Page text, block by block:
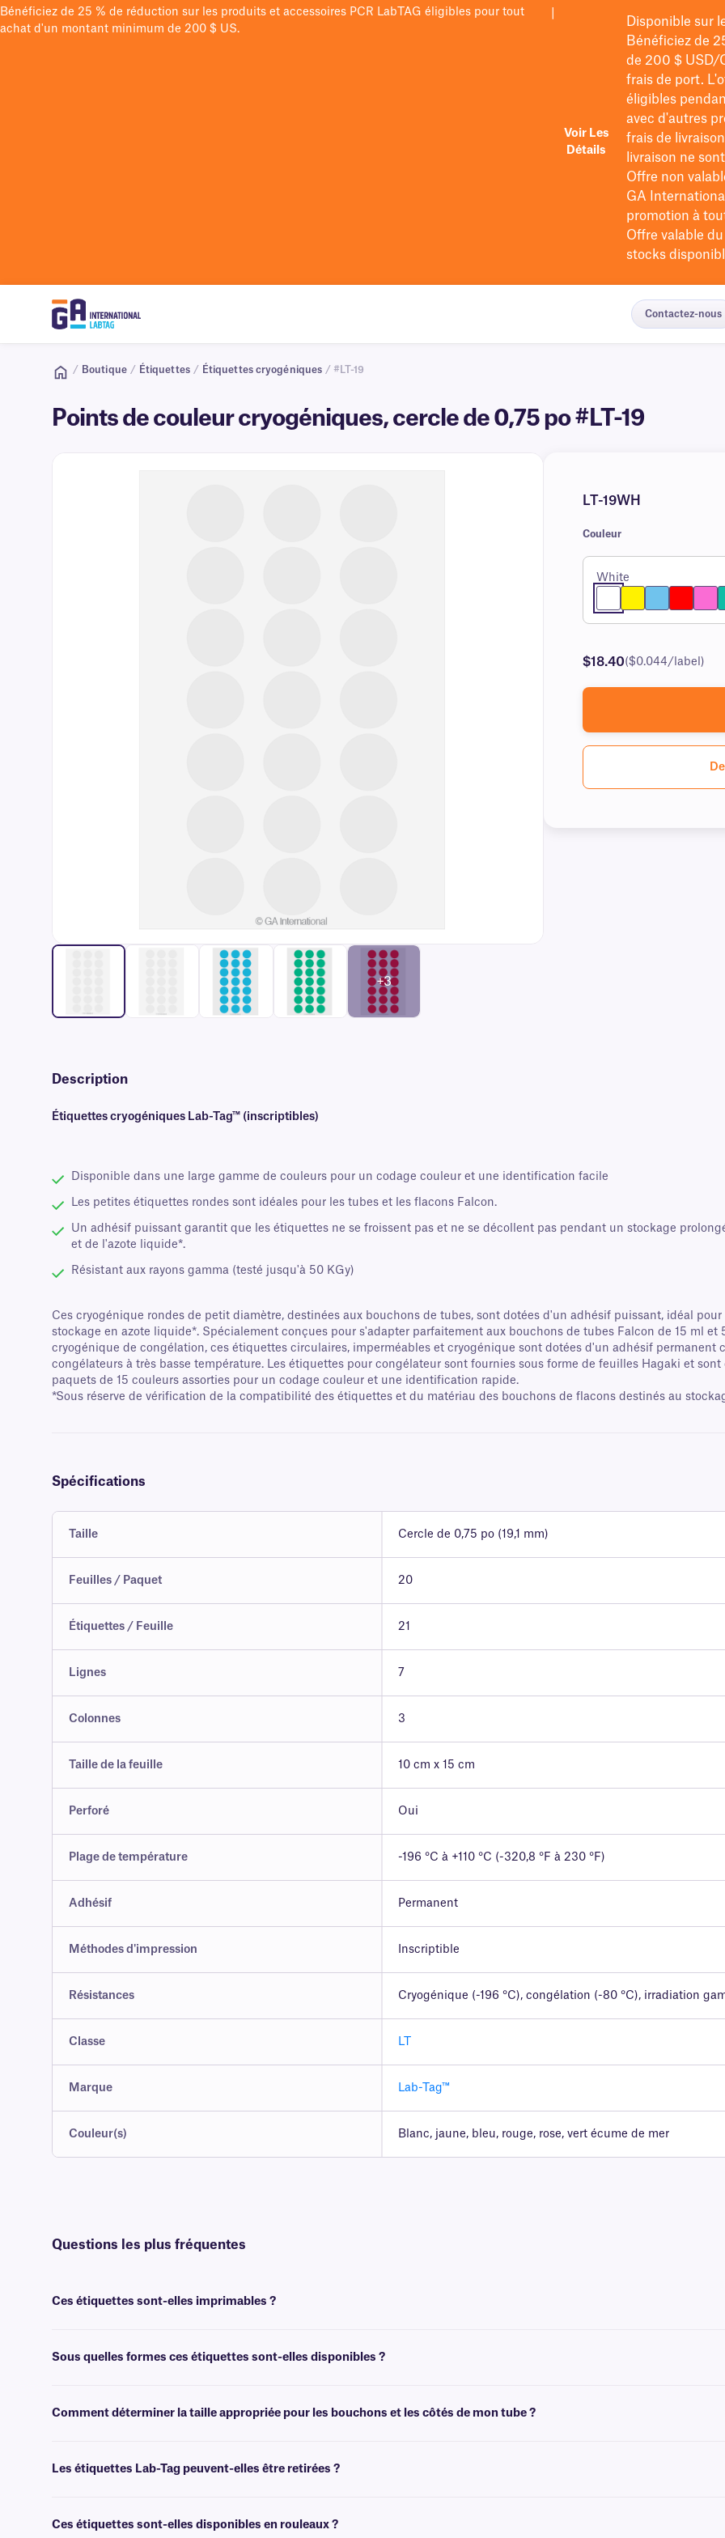
Bénéficiez de 25 % de réduction sur les produits et accessoires PCR LabTAG éligibles pour tout
achat d'un montant minimum de 200 $ US.
Voir Les
Détails
Disponible sur
Bénéficiez de
de 200 $USD/
frais de port.
éligibles
avec d'autres
frais de
livraison ne
Offre non
GA
promotion à
Offre valable
stocks
Contactez-nous
/ Boutique / Étiquettes / Étiquettes cryogéniques / #LT-19
Points de couleur cryogéniques, cercle de 0,75 po #LT-19
+3
LT-19WH
Couleur
White
$18.40($0.044/label)
Description
Étiquettes cryogéniques Lab-Tag™ (inscriptibles)
Disponible dans une large gamme de couleurs pour un codage couleur et une identification facile
Les petites étiquettes rondes sont idéales pour les tubes et les flacons Falcon.
Un adhésif puissant garantit que les étiquettes ne se froissent pas et ne se décollent pas pendant un stockage
et de l'azote liquide*.
Résistant aux rayons gamma (testé jusqu'à 50 KGy)
Ces cryogénique rondes de petit diamètre, destinées aux bouchons de tubes, sont dotées d'un adhésif puissant, idéal
stockage en azote liquide*. Spécialement conçues pour s'adapter parfaitement aux bouchons de tubes Falcon de 15 ml
cryogénique de congélation, ces étiquettes circulaires, imperméables et cryogénique sont dotées d'un adhésif permanent
congélateurs à très basse température. Les étiquettes pour congélateur sont fournies sous forme de feuilles Hagaki et
paquets de 15 couleurs assorties pour un codage couleur et une identification rapide.
*Sous réserve de vérification de la compatibilité des étiquettes et du matériau des bouchons de flacons destinés au
Spécifications
Taille Cercle de 0,75 po (19,1 mm)
Feuilles / Paquet 20
Étiquettes / Feuille 21
Lignes 7
Colonnes 3
Taille de la feuille 10 cm x 15 cm
Perforé Oui
Plage de température -196 °C à +110 °C (-320,8 °F à 230 °F)
Adhésif Permanent
Méthodes d'impression Inscriptible
Résistances Cryogénique (-196 °C), congélation (-80 °C), irradiation
Classe LT
Marque Lab-Tag™
Couleur(s) Blanc, jaune, bleu, rouge, rose, vert écume de mer
Questions les plus fréquentes
Ces étiquettes sont-elles imprimables ?
Sous quelles formes ces étiquettes sont-elles disponibles ?
Comment déterminer la taille appropriée pour les bouchons et les côtés de mon tube ?
Les étiquettes Lab-Tag peuvent-elles être retirées ?
Ces étiquettes sont-elles disponibles en rouleaux ?